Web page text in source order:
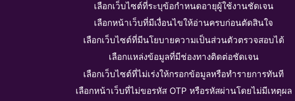
เลือกเว็บไซต์ที่ระบุข้อกำหนดอายุผู้ใช้งานชัดเจน
เลือกหน้าเว็บที่มีเงื่อนไขให้อ่านครบก่อนตัดสินใจ
เลือกเว็บไซต์ที่มีนโยบายความเป็นส่วนตัวตรวจสอบได้
เลือกแหล่งข้อมูลที่มีช่องทางติดต่อชัดเจน
เลือกเว็บไซต์ที่ไม่เร่งให้กรอกข้อมูลหรือทำรายการทันที
เลือกหน้าเว็บที่ไม่ขอรหัส OTP หรือรหัสผ่านโดยไม่มีเหตุผล